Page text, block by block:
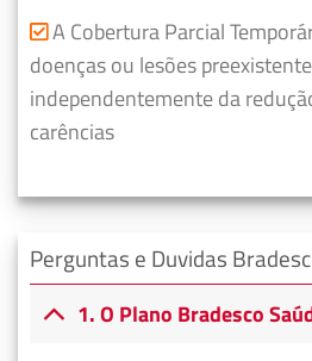
A Cobertura Parcial
doenças ou lesões
independentemente da
carências
Perguntas e Duvidas
1. O Plano Bradesco